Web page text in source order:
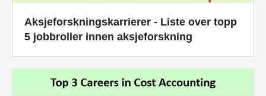
Aksjeforskningskarrierer - Liste over topp
5 jobbroller innen aksjeforskning